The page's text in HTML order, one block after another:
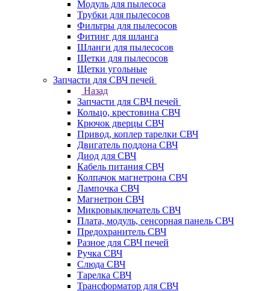
Модуль для пылесоса
Трубки для пылесосов
Фильтры для пылесосов
Фитинг для шланга
Шланги для пылесосов
Щетки для пылесосов
Щетки угольные
Запчасти для СВЧ печей
Назад
Запчасти для СВЧ печей
Кольцо, крестовина СВЧ
Крючок дверцы СВЧ
Привод, коплер тарелки СВЧ
Двигатель поддона СВЧ
Диод для СВЧ
Кабель питания СВЧ
Колпачок магнетрона СВЧ
Лампочка СВЧ
Магнетрон СВЧ
Микровыключатель СВЧ
Плата, модуль, сенсорная панель СВЧ
Предохранитель СВЧ
Разное для СВЧ печей
Ручка СВЧ
Слюда СВЧ
Тарелка СВЧ
Трансформатор для СВЧ